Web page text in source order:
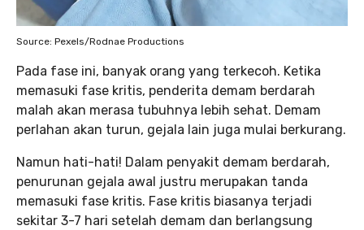
Source: Pexels/Rodnae Productions
Pada fase ini, banyak orang yang terkecoh. Ketika
memasuki fase kritis, penderita demam berdarah
malah akan merasa tubuhnya lebih sehat. Demam
perlahan akan turun, gejala lain juga mulai berkurang.
Namun hati-hati! Dalam penyakit demam berdarah,
penurunan gejala awal justru merupakan tanda
memasuki fase kritis. Fase kritis biasanya terjadi
sekitar 3-7 hari setelah demam dan berlangsung